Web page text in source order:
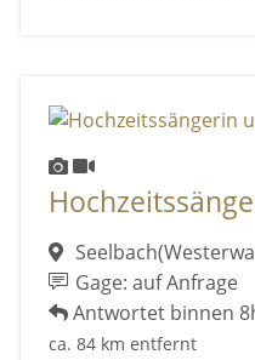
Gage: auf Anfrage
Antwortet binnen
ca. 84 km entfernt